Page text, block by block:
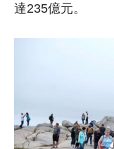
達235億元。